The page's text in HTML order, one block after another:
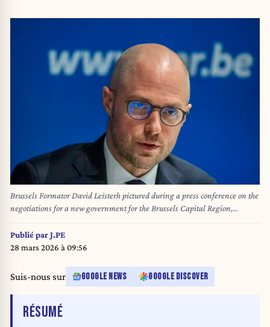
Brussels Formator David Leisterh pictured during a press conference on the
negotiations for a new government for the Brussels Capital Region,
organized by French-speaking liberal party MR on Friday 20 December
2024, in Brussels. BELGA PHOTO NICOLAS MAETERLINCK
Publié parJ.PE
28 mars 2026 à 09:56
Suis-nous sur GOOGLE NEWS GOOGLE DISCOVER
RÉSUMÉDE L'ARTICLE